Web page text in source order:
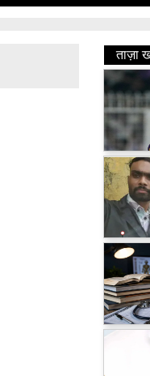
ताज़ा